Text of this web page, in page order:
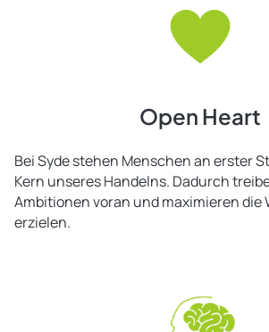
Open Heart
Bei Syde stehen Menschen an erster
Kern unseres Handelns. Dadurch
Ambitionen voran und maximieren die
erzielen.